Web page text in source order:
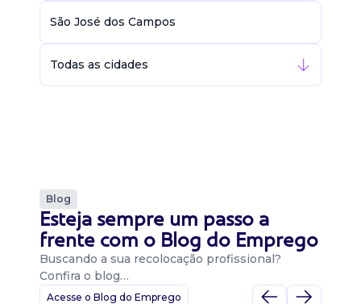
São José dos Campos
Todas as cidades
Blog
Esteja sempre um passo a
frente com o Blog do Emprego
Buscando a sua recolocação profissional?
Confira o blog…
Acesse o Blog do Emprego